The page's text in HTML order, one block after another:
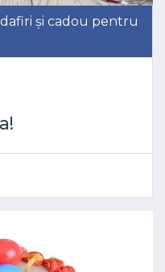
și cadou pentru